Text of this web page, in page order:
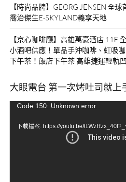
【時尚品牌】GEORG JENSEN 全
喬治傑生E-SKYLAND義享天地
【京心咖啡廳】高雄萬豪酒店 11F
小酒吧供應！單品手沖咖啡、虹吸
下午茶！飯店下午茶 高雄捷運輕軌
大眼電台 第一次烤吐司就上
視Code 150: Unknown error.
下載檔案: https://youtu.be/